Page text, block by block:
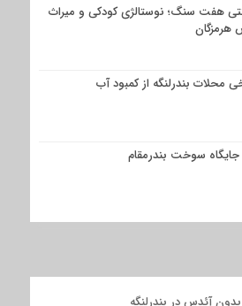
هفت سنگ؛ نوستالژی کودکی و میراث
هرمزگان
محلات بندرلنگه از کمبود آب
سوخت بندرمقام
بدون آئدس در بندرلنگه